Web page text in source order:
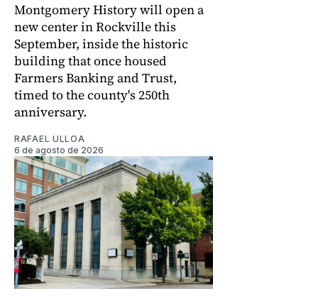
Montgomery History will open a
new center in Rockville this
September, inside the historic
building that once housed
Farmers Banking and Trust,
timed to the county's 250th
anniversary.
RAFAEL ULLOA
6 de agosto de 2026